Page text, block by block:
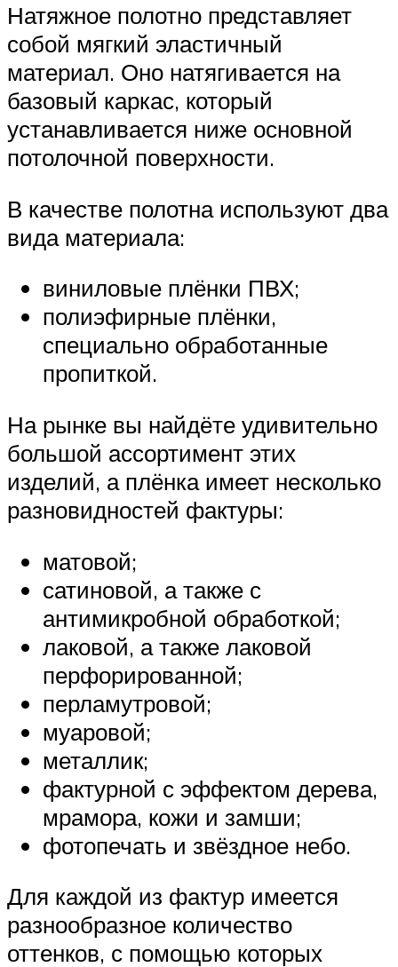
Натяжное полотно представляет
собой мягкий эластичный
материал. Оно натягивается на
базовый каркас, который
устанавливается ниже основной
потолочной поверхности.
В качестве полотна используют два
вида материала:
виниловые плёнки ПВХ;
полиэфирные плёнки,
специально обработанные
пропиткой.
На рынке вы найдёте удивительно
большой ассортимент этих
изделий, а плёнка имеет несколько
разновидностей фактуры:
матовой;
сатиновой, а также с
антимикробной обработкой;
лаковой, а также лаковой
перфорированной;
перламутровой;
муаровой;
металлик;
фактурной с эффектом дерева,
мрамора, кожи и замши;
фотопечать и звёздное небо.
Для каждой из фактур имеется
разнообразное количество
оттенков, с помощью которых